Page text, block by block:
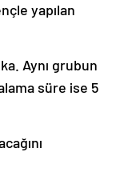
yapılan
Aynı grubun
süre ise 5